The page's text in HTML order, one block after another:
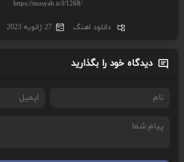
دانلود اهنگ 27 ژانویه 2023
دیدگاه خود را بگذارید